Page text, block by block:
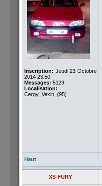
Inscription: Jeudi 23 Octobre
2014 23:50
Messages: 5129
Localisation:
Cergy_Vexin_(95)
Haut
XS-FURY